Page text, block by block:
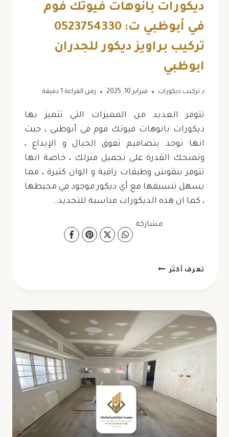
ديكورات بانوهات فيوتك فوم
في أبوظبي ت: 0523754330
تركيب براويز ديكور للجدران
ابوظبي
بـ تركيب ديكورات فبراير 10, 2025 زمن القراءة دقيقة
تتوفر العديد من المميزات التي تتميز بها
ديكورات بانوهات فيوتك فوم في أبوظبي ، حيث
انها توجد بتصاميم تفوق الخيال و الإبداع ،
وتمنحك القدرة على تجميل منزلك ، خاصة انها
تتوفر بنقوش وطبقات راقية و الوان كثيرة ، مما
يسهل تنسيقها مع أي ديكور موجود في محيطها
، كما ان هذه الديكورات مناسبة للتجديد…
مشاركة
تعرف أكثر ديكورات
فوم
في
أبوظبي
0523754330
تركيب
براويز
ديكور
للجدران